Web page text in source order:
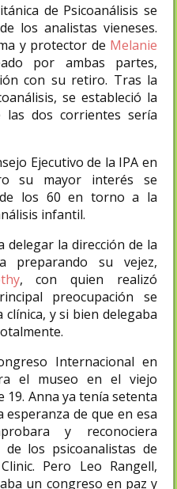
de Psicoanálisis se
los analistas vieneses.
y protector de Melanie
por ambas partes,
con su retiro. Tras la
se estableció la
dos corrientes sería
Ejecutivo de la IPA en
su mayor interés se
los 60 en torno a la
infantil.
delegar la dirección de la
preparando su vejez,
, con quien realizó
preocupación se
y si bien delegaba
Internacional en
el museo en el viejo
Anna ya tenía setenta
esperanza de que en esa
y reconociera
los psicoanalistas de
Pero Leo Rangell,
un congreso en paz y